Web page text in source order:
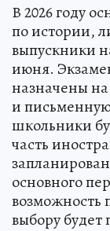
В 2026 году
по истории,
выпускники
июня.
назначены
и
школьники
часть
основного
возможность
выбору будет